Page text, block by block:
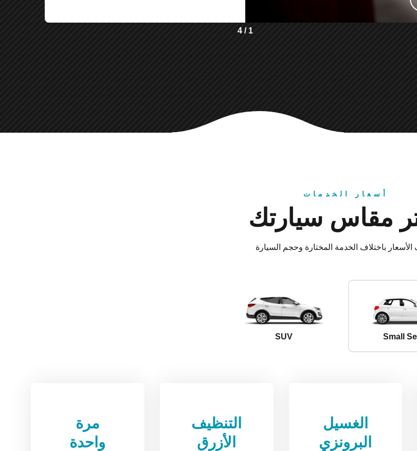
1
/
4
أسعار الخدمات
مقاس سيارتك
الأسعار باختلاف الخدمة المختارة وحجم السيارة
Small
SUV
مرة
واحدة
التنظيف
الأزرق
الغسيل
البرونزي